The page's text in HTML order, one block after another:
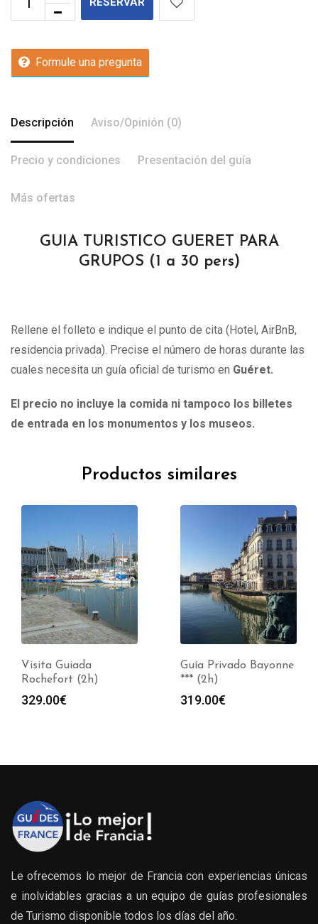
Formule una pregunta
Descripción Aviso/Opinión (0)
Precio y condiciones Presentación del guía
Más ofertas
GUIA TURISTICO GUERET PARA
GRUPOS (1 a 30 pers)
Rellene el folleto e indique el punto de cita (Hotel, AirBnB,
residencia privada). Precise el número de horas durante las
cuales necesita un guía oficial de turismo en Guéret.
El precio no incluye la comida ni tampoco los billetes
de entrada en los monumentos y los museos.
Productos similares
Visita Guiada
Rochefort (2h)
329.00€
Guía Privado Bayonne
*** (2h)
319.00€
Le ofrecemos lo mejor de Francia con experiencias únicas
e inolvidables gracias a un equipo de guías profesionales
de Turismo disponible todos los días del año.